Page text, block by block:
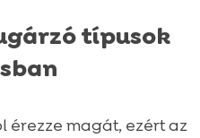
típusok
érezze magát, ezért az